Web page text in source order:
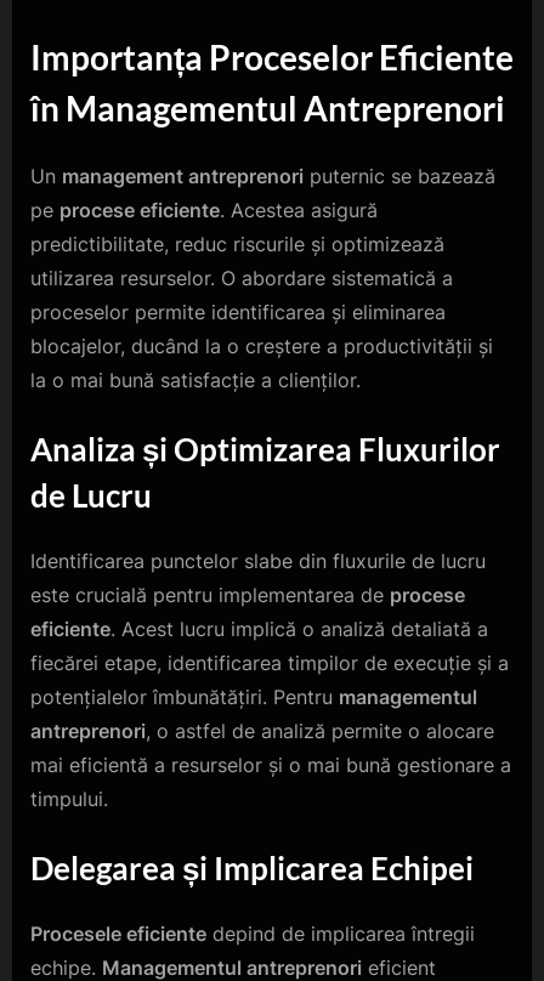
Importanța Proceselor Eficiente
în Managementul Antreprenori
Un management antreprenori puternic se bazează
pe procese eficiente. Acestea asigură
predictibilitate, reduc riscurile și optimizează
utilizarea resurselor. O abordare sistematică a
proceselor permite identificarea și eliminarea
blocajelor, ducând la o creștere a productivității și
la o mai bună satisfacție a clienților.
Analiza și Optimizarea Fluxurilor
de Lucru
Identificarea punctelor slabe din fluxurile de lucru
este crucială pentru implementarea de procese
eficiente. Acest lucru implică o analiză detaliată a
fiecărei etape, identificarea timpilor de execuție și a
potențialelor îmbunătățiri. Pentru managementul
antreprenori, o astfel de analiză permite o alocare
mai eficientă a resurselor și o mai bună gestionare a
timpului.
Delegarea și Implicarea Echipei
Procesele eficiente depind de implicarea întregii
echipe. Managementul antreprenori eficient